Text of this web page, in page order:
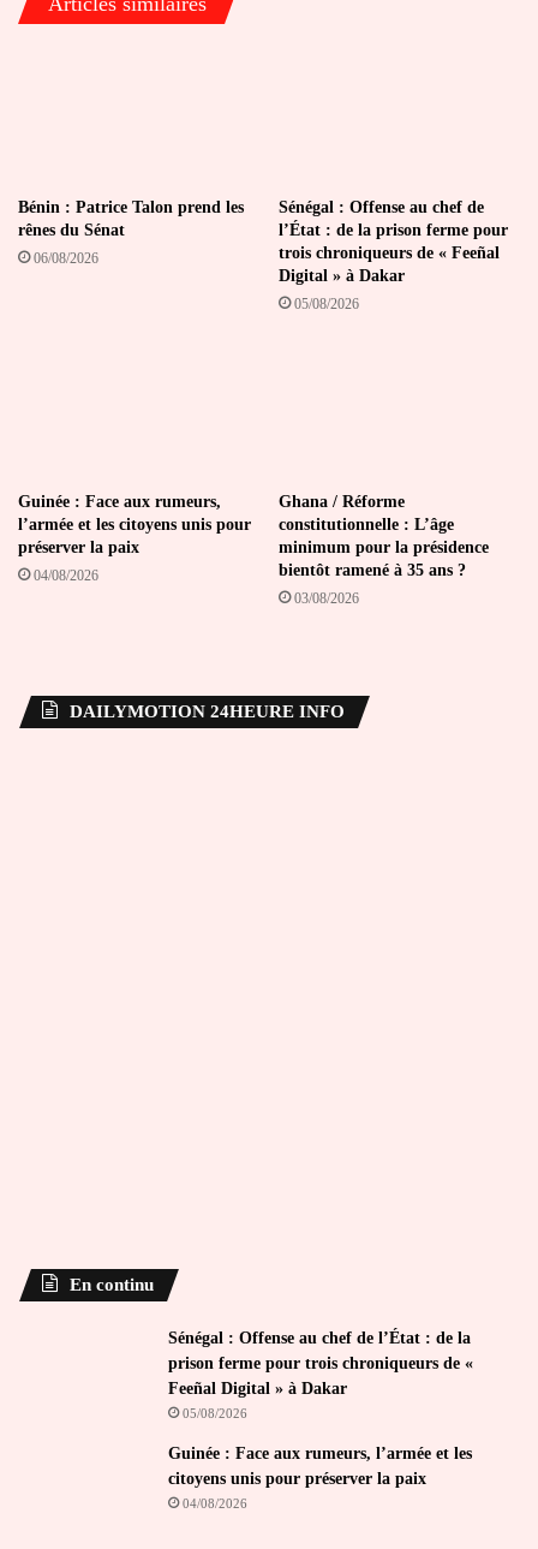
Bénin : Patrice Talon prend les
rênes du Sénat
06/08/2026
Sénégal : Offense au chef de
l’État : de la prison ferme pour
trois chroniqueurs de « Feeñal
Digital » à Dakar
05/08/2026
Guinée : Face aux rumeurs,
l’armée et les citoyens unis pour
préserver la paix
04/08/2026
Ghana / Réforme
constitutionnelle : L’âge
minimum pour la présidence
bientôt ramené à 35 ans ?
03/08/2026
DAILYMOTION 24HEURE INFO
En continu
Sénégal : Offense au chef de l’État : de la
prison ferme pour trois chroniqueurs de «
Feeñal Digital » à Dakar
05/08/2026
Guinée : Face aux rumeurs, l’armée et les
citoyens unis pour préserver la paix
04/08/2026